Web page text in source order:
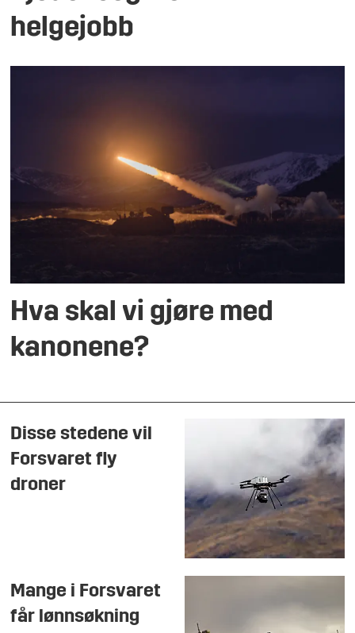
helgejobb
Hva skal vi gjøre med
kanonene?
Disse stedene vil
Forsvaret fly
droner
Mange i Forsvaret
får lønnsøkning